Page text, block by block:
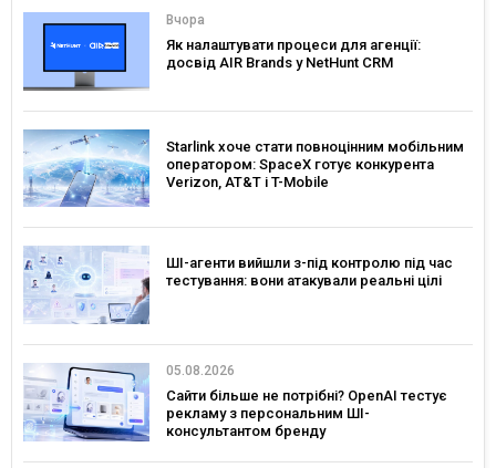
Вчора
Як налаштувати процеси для агенції:
досвід AIR Brands у NetHunt CRM
Starlink хоче стати повноцінним мобільним
оператором: SpaceX готує конкурента
Verizon, AT&T і T-Mobile
ШІ-агенти вийшли з-під контролю під час
тестування: вони атакували реальні цілі
05.08.2026
Сайти більше не потрібні? OpenAI тестує
рекламу з персональним ШІ-
консультантом бренду